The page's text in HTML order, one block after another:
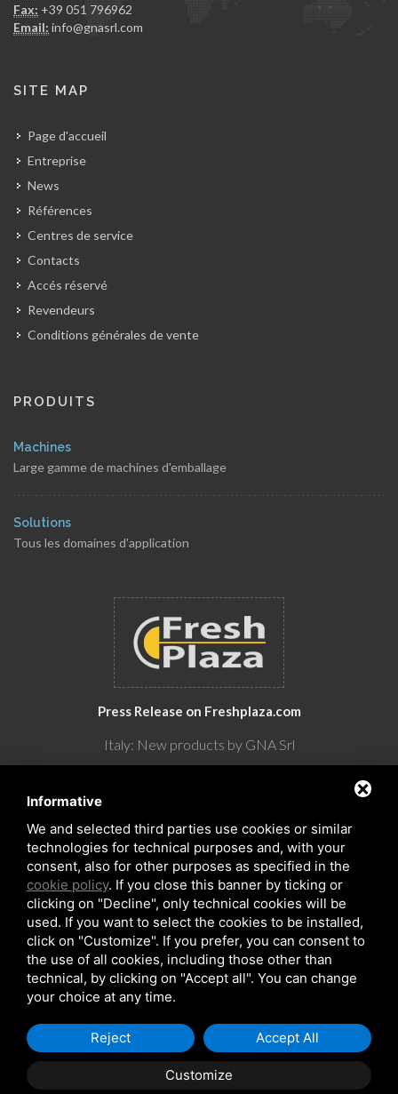
Fax: +39 051 796962
Email: info@gnasrl.com
SITE MAP
Page d'accueil
Entreprise
News
Références
Centres de service
Contacts
Accés réservé
Revendeurs
Conditions générales de vente
PRODUITS
Machines
Large gamme de machines d'emballage
Solutions
Tous les domaines d'application
Press Release on Freshplaza.com
Italy: New products by GNA Srl
Copyrights © 2026 All Rights Reserved by GNA Srl
Sitemap / Privacy Policy/ Rna trasparenza aiuti
Informative
We and selected third parties use cookies or similar
technologies for technical purposes and, with your
consent, also for other purposes as specified in the
cookie policy. If you close this banner by ticking or
clicking on "Decline", only technical cookies will be
used. If you want to select the cookies to be installed,
click on "Customize". If you prefer, you can consent to
the use of all cookies, including those other than
technical, by clicking on "Accept all". You can change
your choice at any time.
Customize
Reject Accept All